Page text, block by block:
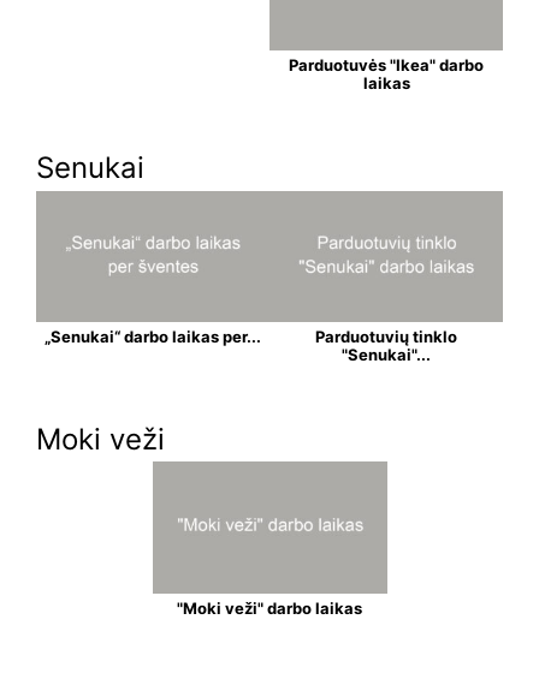
Parduotuvės "Ikea" darbo
laikas
Senukai
„Senukai“ darbo laikas per...
Parduotuvių tinklo
"Senukai"...
Moki veži
"Moki veži" darbo laikas